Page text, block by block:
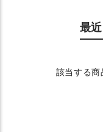
最
該当する商